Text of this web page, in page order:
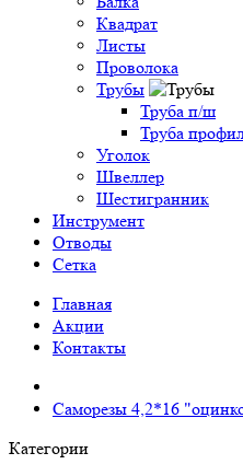
Квадрат
Листы
Проволока
Трубы
Труба п/ш
Труба
Уголок
Швеллер
Шестигранник
Инструмент
Отводы
Сетка
Главная
Акции
Контакты
Саморезы 4,2*16
Категории